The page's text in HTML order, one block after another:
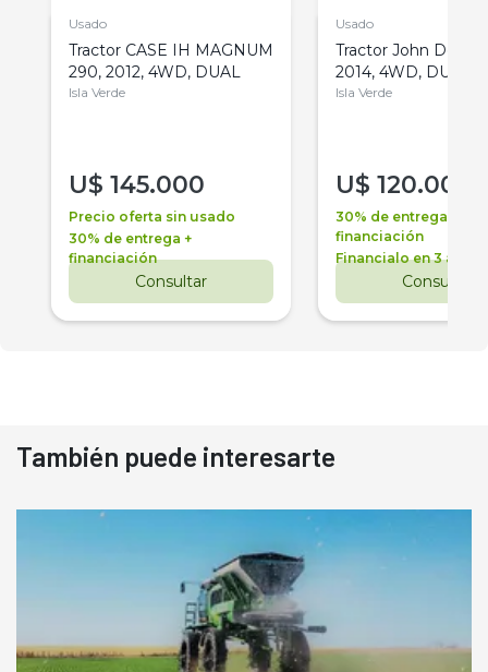
Usado
Tractor CASE IH MAGNUM
290, 2012, 4WD, DUAL
Isla Verde
U$ 145.000
Precio oferta sin usado
30% de entrega +
financiación
Consultar
Usado
Tractor John Deere
2014, 4WD, DUAL
Isla Verde
U$ 120.000
30% de entrega +
financiación
Financialo en 3 años
Consultar
También puede interesarte